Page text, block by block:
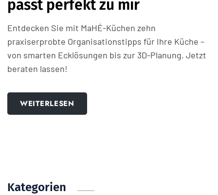
passt perfekt zu mir
Entdecken Sie mit MaHÉ-Küchen zehn
praxiserprobte Organisationstipps für Ihre Küche –
von smarten Ecklösungen bis zur 3D-Planung. Jetzt
beraten lassen!
WEITERLESEN
Kategorien